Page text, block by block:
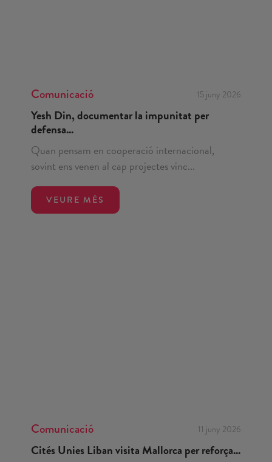
Comunicació 15 juny 2026
Yesh Din, documentar la impunitat per
defensa...
Quan pensam en cooperació internacional,
sovint ens venen al cap projectes vinc...
VEURE MÉS
Comunicació 11 juny 2026
Cités Unies Liban visita Mallorca per reforça...